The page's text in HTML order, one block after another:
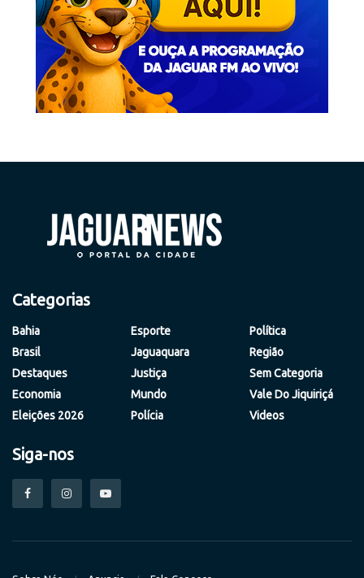
Categorias
Bahia
Brasil
Destaques
Economia
Eleições 2026
Esporte
Jaguaquara
Justiça
Mundo
Polícia
Política
Região
Sem Categoria
Vale Do Jiquiriçá
Videos
Siga-nos